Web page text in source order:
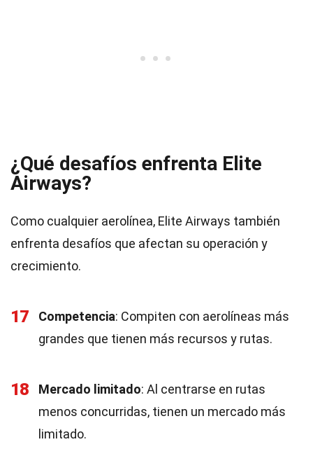
¿Qué desafíos enfrenta Elite
Airways?
Como cualquier aerolínea, Elite Airways también
enfrenta desafíos que afectan su operación y
crecimiento.
17 Competencia: Compiten con aerolíneas más
grandes que tienen más recursos y rutas.
18 Mercado limitado: Al centrarse en rutas
menos concurridas, tienen un mercado más
limitado.